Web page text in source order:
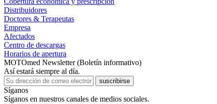
Distribuidores
Doctores & Terapeutas
Empresa
Afectados
Centro de descargas
Horarios de apertura
MOTOmed Newsletter (Boletín informativo)
Así estará siempre al día.
suscribirse
Síganos
Síganos en nuestros canales de medios sociales.